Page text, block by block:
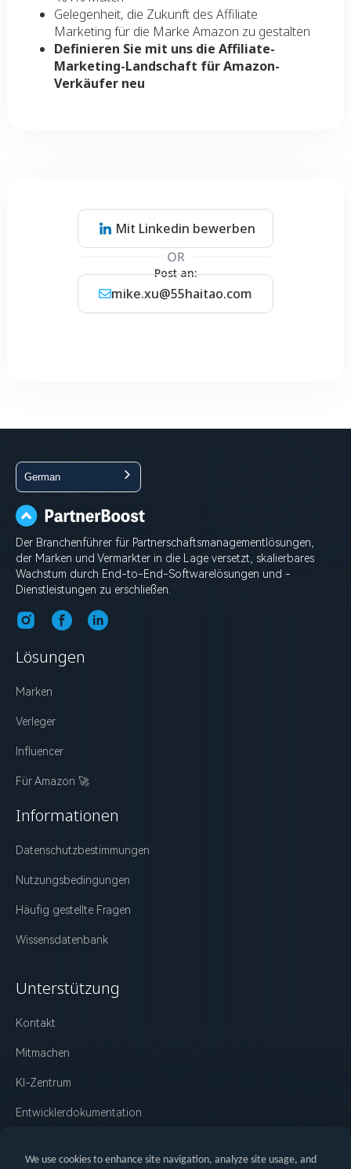
Gelegenheit, die Zukunft des Affiliate
Marketing für die Marke Amazon zu gestalten
Definieren Sie mit uns die Affiliate-
Marketing-Landschaft für Amazon-
Verkäufer neu
Mit Linkedin bewerben
Post an:
mike.xu@55haitao.com
Der Branchenführer für Partnerschaftsmanagementlösungen,
der Marken und Vermarkter in die Lage versetzt, skalierbares
Wachstum durch End-to-End-Softwarelösungen und -
Dienstleistungen zu erschließen.
Lösungen
Marken
Verleger
Influencer
Für Amazon 🚀
Informationen
Datenschutzbestimmungen
Nutzungsbedingungen
Häufig gestellte Fragen
Wissensdatenbank
Unterstützung
Kontakt
Mitmachen
KI-Zentrum
Entwicklerdokumentation
German
We use cookies to enhance site navigation, analyze site usage, and